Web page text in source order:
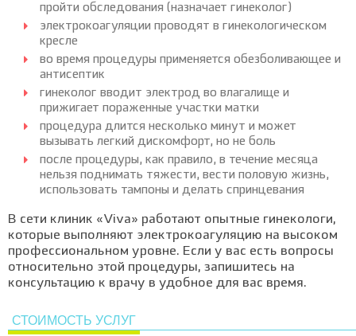
пройти обследования (назначает гинеколог)
электрокоагуляции проводят в гинекологическом
кресле
во время процедуры применяется обезболивающее и
антисептик
гинеколог вводит электрод во влагалище и
прижигает пораженные участки матки
процедура длится несколько минут и может
вызывать легкий дискомфорт, но не боль
после процедуры, как правило, в течение месяца
нельзя поднимать тяжести, вести половую жизнь,
использовать тампоны и делать спринцевания
В сети клиник «Viva» работают опытные гинекологи,
которые выполняют электрокоагуляцию на высоком
профессиональном уровне. Если у вас есть вопросы
относительно этой процедуры, запишитесь на
консультацию к врачу в удобное для вас время.
СТОИМОСТЬ УСЛУГ